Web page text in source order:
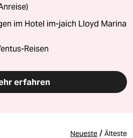
im Hotel im-jaich Lloyd Marina
Reisen
erfahren
Neueste / Älteste